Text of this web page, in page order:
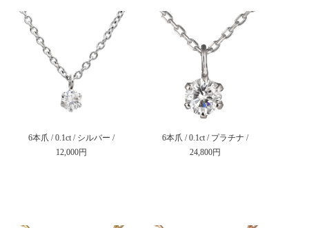
6本爪 / 0.1ct / シルバー /
12,000円
6本爪 / 0.1ct / プラチナ /
24,800円